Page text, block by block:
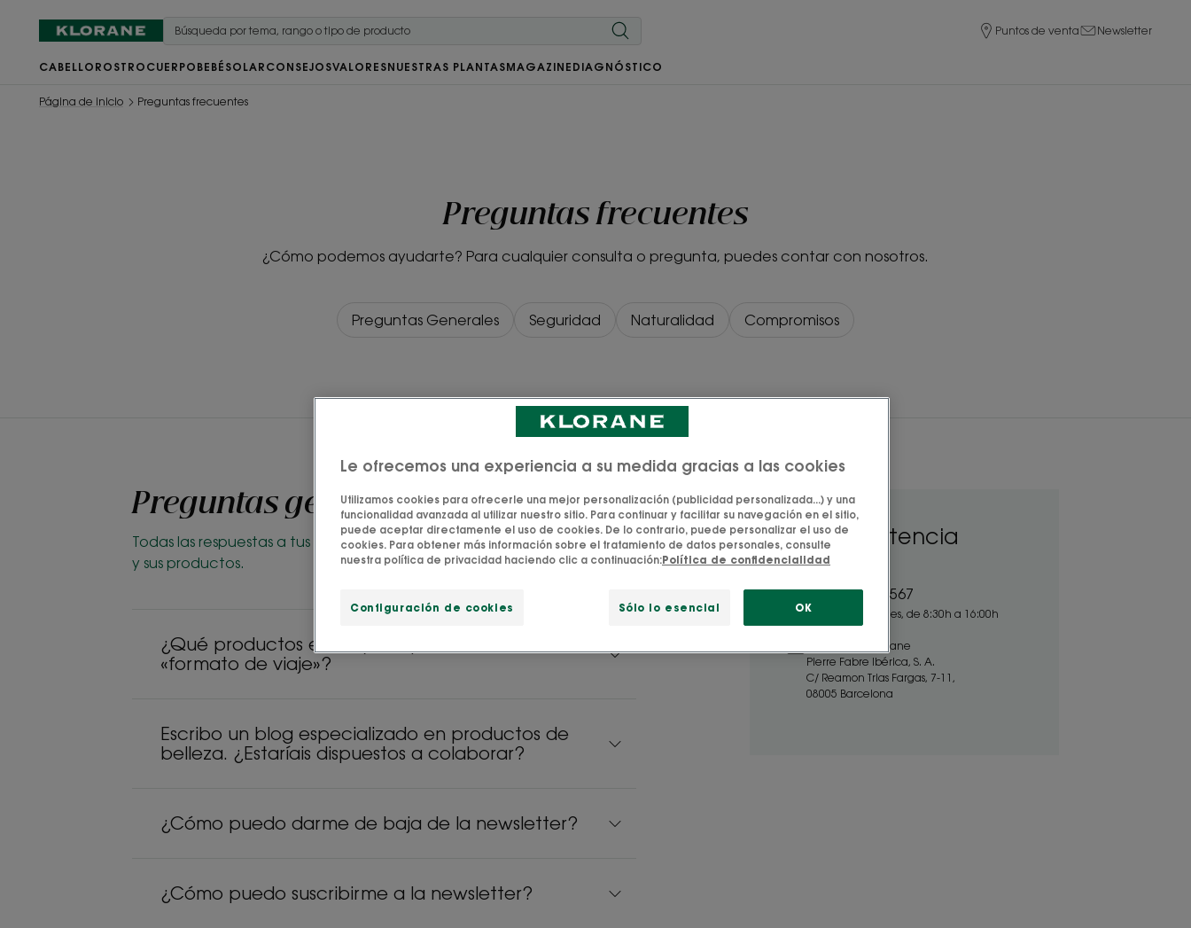
Puntos de venta Newsletter
CABELLO ROSTRO CUERPO BEBÉ SOLAR CONSEJOSVALORESNUESTRAS PLANTASMAGAZINE DIAGNÓSTICO
Página de inicio Preguntas frecuentes
Preguntas frecuentes
¿Cómo podemos ayudarte? Para cualquier consulta o pregunta, puedes contar con nosotros.
Preguntas Generales Seguridad Naturalidad Compromisos
Preguntas generales
Todas las respuestas a tus preguntas generales sobre la marca Klorane
y sus productos.
¿Qué productos están ya disponibles en
«formato de viaje»?
Escribo un blog especializado en productos de
belleza. ¿Estaríais dispuestos a colaborar?
¿Cómo puedo darme de baja de la newsletter?
¿Cómo puedo suscribirme a la newsletter?
Asistencia
+34 900 300 567
De lunes a viernes, de 8:30h a 16:00h
Laboratorios Klorane
Pierre Fabre Ibérica, S. A.
C/ Reamon Trias Fargas, 7-11,
08005 Barcelona
Le ofrecemos una experiencia a su medida gracias a las cookies
Utilizamos cookies para ofrecerle una mejor personalización (publicidad personalizada...) y una
funcionalidad avanzada al utilizar nuestro sitio. Para continuar y facilitar su navegación en el sitio,
puede aceptar directamente el uso de cookies. De lo contrario, puede personalizar el uso de
cookies. Para obtener más información sobre el tratamiento de datos personales, consulte
nuestra política de privacidad haciendo clic a continuación:Política de confidencialidad
Configuración de cookies Sólo lo esencial OK